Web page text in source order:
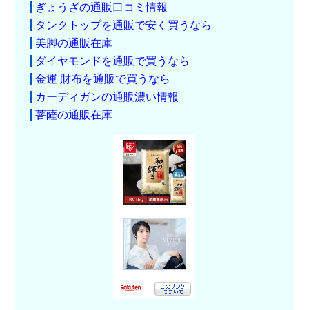
ぎょうざの通販口コミ情報
タンクトップを通販で安く買うなら
美脚の通販在庫
ダイヤモンドを通販で買うなら
金運 財布を通販で買うなら
カーディガンの通販濃い情報
菩薩の通販在庫